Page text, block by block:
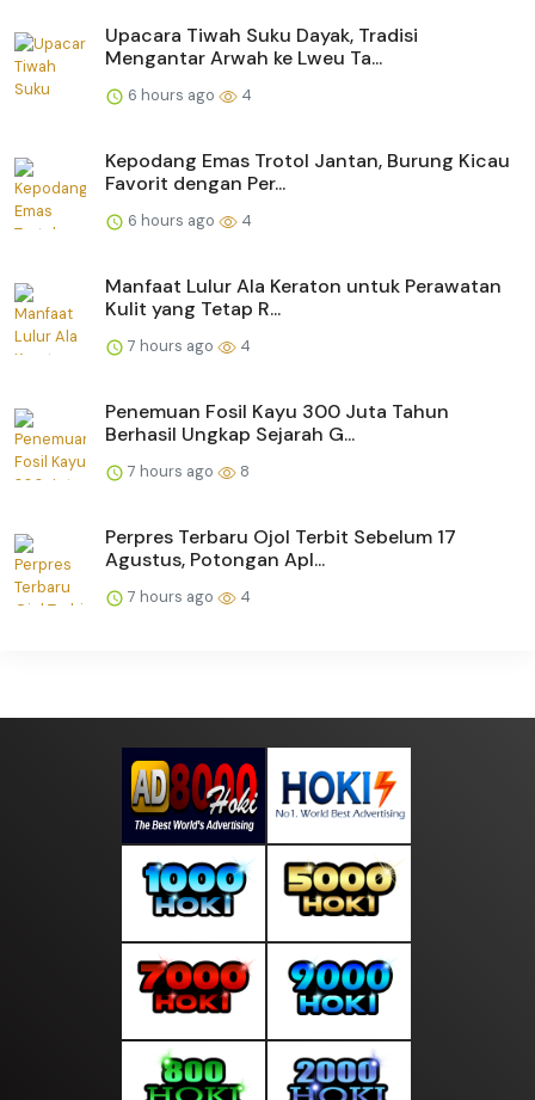
Upacara Tiwah Suku Dayak, Tradisi
Mengantar Arwah ke Lweu Ta...
6 hours ago 4
Kepodang Emas Trotol Jantan, Burung Kicau
Favorit dengan Per...
6 hours ago 4
Manfaat Lulur Ala Keraton untuk Perawatan
Kulit yang Tetap R...
7 hours ago 4
Penemuan Fosil Kayu 300 Juta Tahun
Berhasil Ungkap Sejarah G...
7 hours ago 8
Perpres Terbaru Ojol Terbit Sebelum 17
Agustus, Potongan Apl...
7 hours ago 4